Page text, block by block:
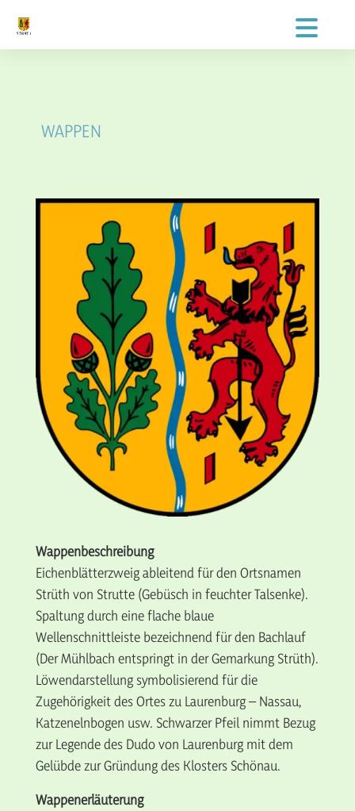
WAPPEN
Wappenbeschreibung
Eichenblätterzweig ableitend für den Ortsnamen
Strüth von Strutte (Gebüsch in feuchter Talsenke).
Spaltung durch eine flache blaue
Wellenschnittleiste bezeichnend für den Bachlauf
(Der Mühlbach entspringt in der Gemarkung Strüth).
Löwendarstellung symbolisierend für die
Zugehörigkeit des Ortes zu Laurenburg – Nassau,
Katzenelnbogen usw. Schwarzer Pfeil nimmt Bezug
zur Legende des Dudo von Laurenburg mit dem
Gelübde zur Gründung des Klosters Schönau.
Wappenerläuterung